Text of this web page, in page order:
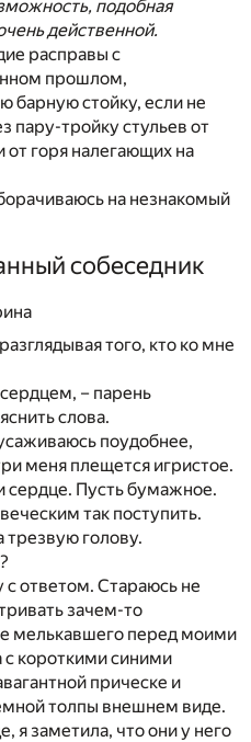
подобная
действенной.
расправы с
прошлом,
барную стойку, если не
пару-тройку стульев от
от горя налегающих на
на незнакомый
собеседник
того, кто ко мне
– парень
слова.
поудобнее,
меня плещется игристое.
сердце. Пусть бумажное.
так поступить.
голову.
ответом. Стараюсь не
зачем-то
мелькавшего перед моими
с короткими синими
прическе и
толпы внешнем виде.
я заметила, что они у него